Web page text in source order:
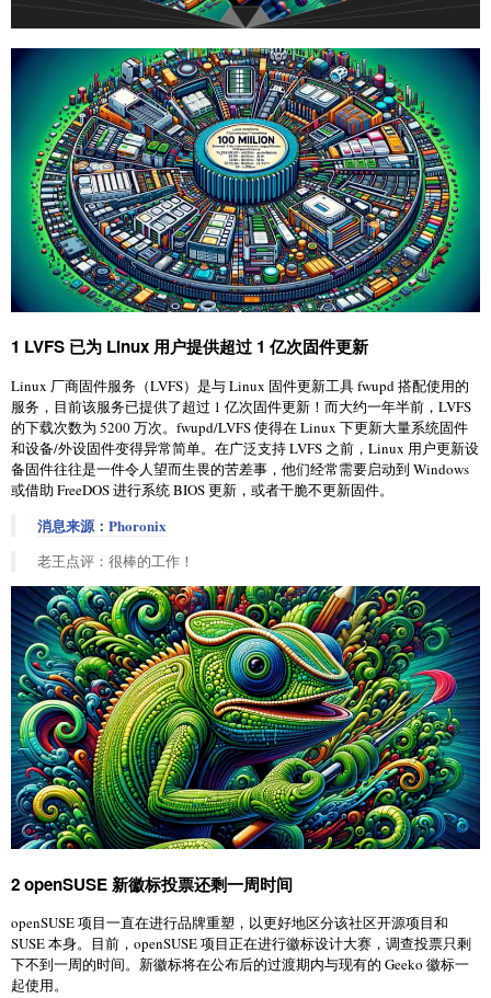
1 LVFS 已为 Linux 用户提供超过 1 亿次固件更新
Linux 厂商固件服务（LVFS）是与 Linux 固件更新工具 fwupd 搭配使用的
服务，目前该服务已提供了超过 1 亿次固件更新！而大约一年半前，LVFS
的下载次数为 5200 万次。fwupd/LVFS 使得在 Linux 下更新大量系统固件
和设备/外设固件变得异常简单。在广泛支持 LVFS 之前，Linux 用户更新设
备固件往往是一件令人望而生畏的苦差事，他们经常需要启动到 Windows
或借助 FreeDOS 进行系统 BIOS 更新，或者干脆不更新固件。
消息来源：Phoronix
老王点评：很棒的工作！
2 openSUSE 新徽标投票还剩一周时间
openSUSE 项目一直在进行品牌重塑，以更好地区分该社区开源项目和
SUSE 本身。目前，openSUSE 项目正在进行徽标设计大赛，调查投票只剩
下不到一周的时间。新徽标将在公布后的过渡期内与现有的 Geeko 徽标一
起使用。